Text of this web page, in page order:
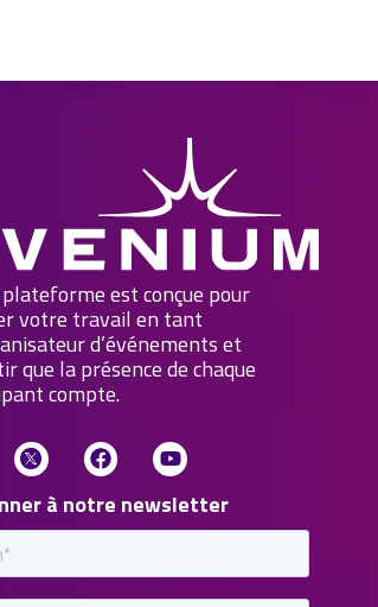
est conçue pour
votre travail en tant
d’événements et
que la présence de chaque
compte.
à notre newsletter